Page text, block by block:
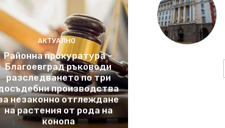
АКТУАЛНО
Районна прокуратура –
Благоевград ръководи
разследването по три
производства
незаконно отглеждане
на растения от рода на
конопа